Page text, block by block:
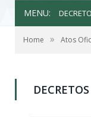
MENU:
Home » Atos
DECRETOS